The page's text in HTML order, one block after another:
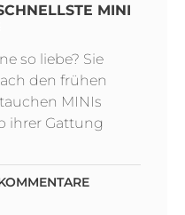
MINI
so liebe? Sie
den frühen
MINIs
ihrer Gattung